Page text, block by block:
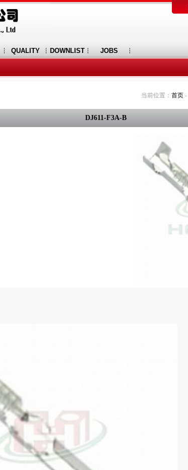
QUALITY DOWNLIST JOBS
当前位置： 首页-
DJ611-F3A-B